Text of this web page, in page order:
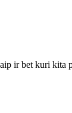
ir bet kuri